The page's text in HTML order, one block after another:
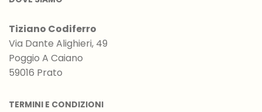
Tiziano Codiferro
Via Dante Alighieri, 49
Poggio A Caiano
59016 Prato
TERMINI E CONDIZIONI